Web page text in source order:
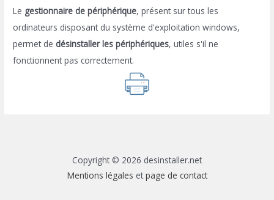
Le gestionnaire de périphérique, présent sur tous les
ordinateurs disposant du système d'exploitation windows,
permet de désinstaller les périphériques, utiles s'il ne
fonctionnent pas correctement.
Copyright © 2026 desinstaller.net
Mentions légales et page de contact